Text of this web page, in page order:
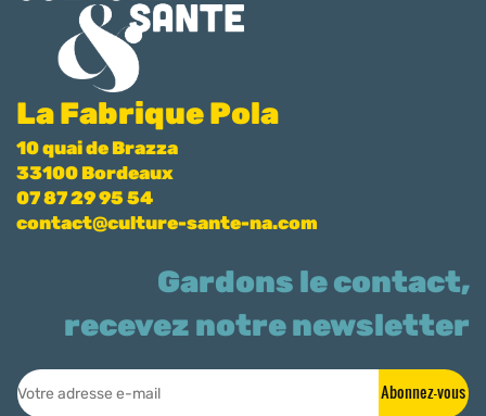
La Fabrique Pola
10 quai de Brazza
33100 Bordeaux
07 87 29 95 54
contact@culture-sante-na.com
Gardons le contact,
recevez notre newsletter
Abonnez-vous